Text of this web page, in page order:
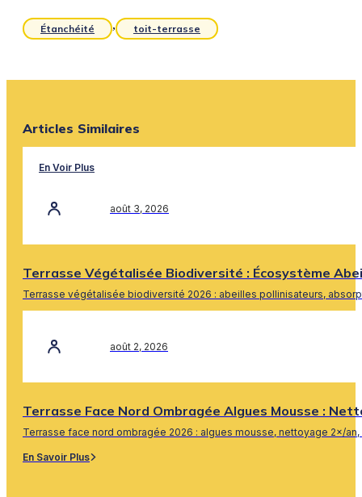
Étanchéité , toit-terrasse
Articles Similaires
En Voir Plus
août 3, 2026
Terrasse Végétalisée Biodiversité : Écosystème
Terrasse végétalisée biodiversité 2026 : abeilles pollinisateurs,
août 2, 2026
Terrasse Face Nord Ombragée Algues Mousse :
Terrasse face nord ombragée 2026 : algues mousse, nettoyage 2×/
En Savoir Plus